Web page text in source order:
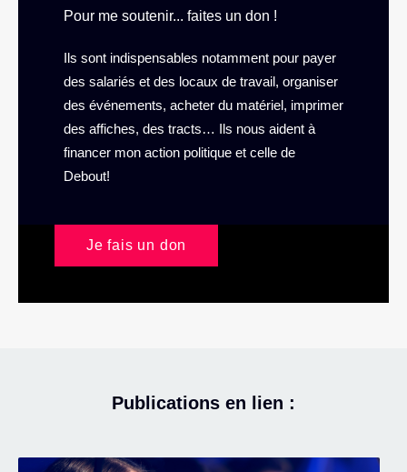
Pour me soutenir... faites un don !
Ils sont indispensables notamment pour payer
des salariés et des locaux de travail, organiser
des événements, acheter du matériel, imprimer
des affiches, des tracts… Ils nous aident à
financer mon action politique et celle de
Debout!
Je fais un don
Publications en lien :